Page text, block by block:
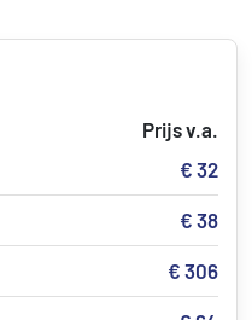
Prijs v.a.
€ 32
€ 38
€ 306